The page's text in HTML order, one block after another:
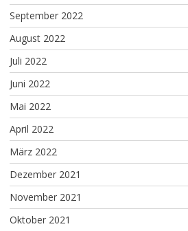
September 2022
August 2022
Juli 2022
Juni 2022
Mai 2022
April 2022
März 2022
Dezember 2021
November 2021
Oktober 2021